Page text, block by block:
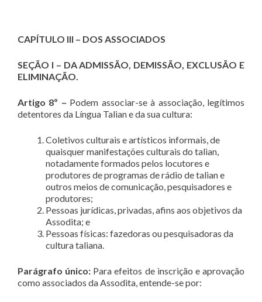
CAPÍTULO III – DOS ASSOCIADOS
SEÇÃO I – DA ADMISSÃO, DEMISSÃO, EXCLUSÃO E
ELIMINAÇÃO.
Artigo 8º – Podem associar-se à associação, legítimos
detentores da Língua Talian e da sua cultura:
Coletivos culturais e artísticos informais, de
quaisquer manifestações culturais do talian,
notadamente formados pelos locutores e
produtores de programas de rádio de talian e
outros meios de comunicação, pesquisadores e
produtores;
Pessoas jurídicas, privadas, afins aos objetivos da
Assodita; e
Pessoas físicas: fazedoras ou pesquisadoras da
cultura taliana.
Parágrafo único: Para efeitos de inscrição e aprovação
como associados da Assodita, entende-se por: